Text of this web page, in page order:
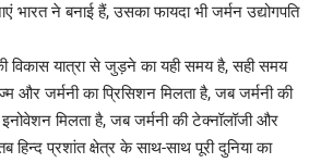
भारत ने बनाई हैं, उसका फायदा भी जर्मन उद्योगपति
विकास यात्रा से जुड़ने का यही समय है, सही समय
और जर्मनी का प्रिसिशन मिलता है, जब जर्मनी की
मिलता है, जब जर्मनी की टेक्नॉलॉजी और
हिन्द प्रशांत क्षेत्र के साथ-साथ पूरी दुनिया का